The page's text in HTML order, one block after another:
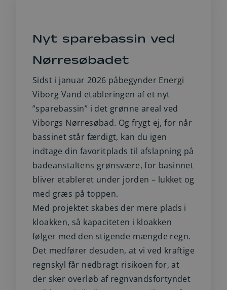
Nyt sparebassin ved
Nørresøbadet
Sidst i januar 2026 påbegynder Energi
Viborg Vand etableringen af et nyt
”sparebassin” i det grønne areal ved
Viborgs Nørresøbad. Og frygt ej, for når
bassinet står færdigt, kan du igen
indtage din favoritplads til afslapning på
badeanstaltens grønsvære, for basinnet
bliver etableret under jorden – lukket og
med græs på toppen.
Med projektet skabes der mere plads i
kloakken, så kapaciteten i kloakken
følger med den stigende mængde regn.
Det medfører desuden, at vi ved kraftige
regnskyl får nedbragt risikoen for, at
der sker overløb af regnvandsfortyndet